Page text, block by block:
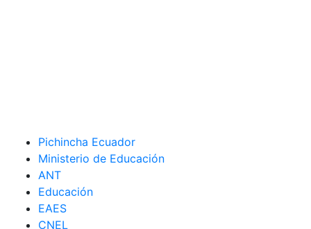
Pichincha Ecuador
Ministerio de Educación
ANT
Educación
EAES
CNEL